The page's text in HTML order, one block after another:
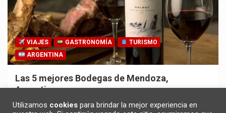
VIAJES GASTRONOMÍA
TURISMO
ARGENTINA
Las 5 mejores Bodegas de Mendoza,
Argentina
30/10/2025 Redacción
Utilizamos cookies para brindar la mejor experiencia en